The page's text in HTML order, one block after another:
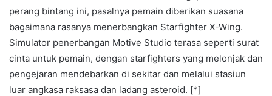
perang bintang ini, pasalnya pemain diberikan suasana
bagaimana rasanya menerbangkan Starfighter X-Wing.
Simulator penerbangan Motive Studio terasa seperti surat
cinta untuk pemain, dengan starfighters yang melonjak dan
pengejaran mendebarkan di sekitar dan melalui stasiun
luar angkasa raksasa dan ladang asteroid. [*]